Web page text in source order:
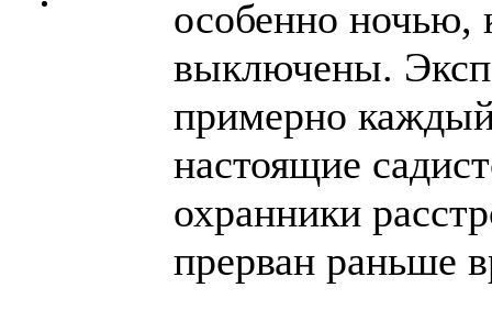
особенно ночью,
выключены.
примерно
настоящие
охранники
прерван раньше